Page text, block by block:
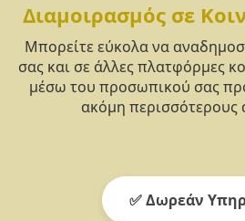
Διαμοιρασμός σε
Μπορείτε εύκολα να
σας και σε άλλες πλατφόρμες
μέσω του προσωπικού σας
ακόμη
✅ Δωρεάν